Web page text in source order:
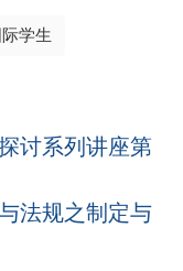
学生
讨系列讲座第
法规之制定与